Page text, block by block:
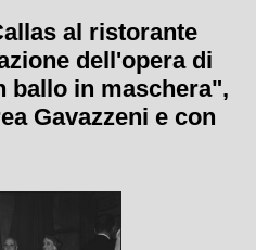
al ristorante
dell'opera di
ballo in maschera",
Gavazzeni e con
la stagione
alla Scala